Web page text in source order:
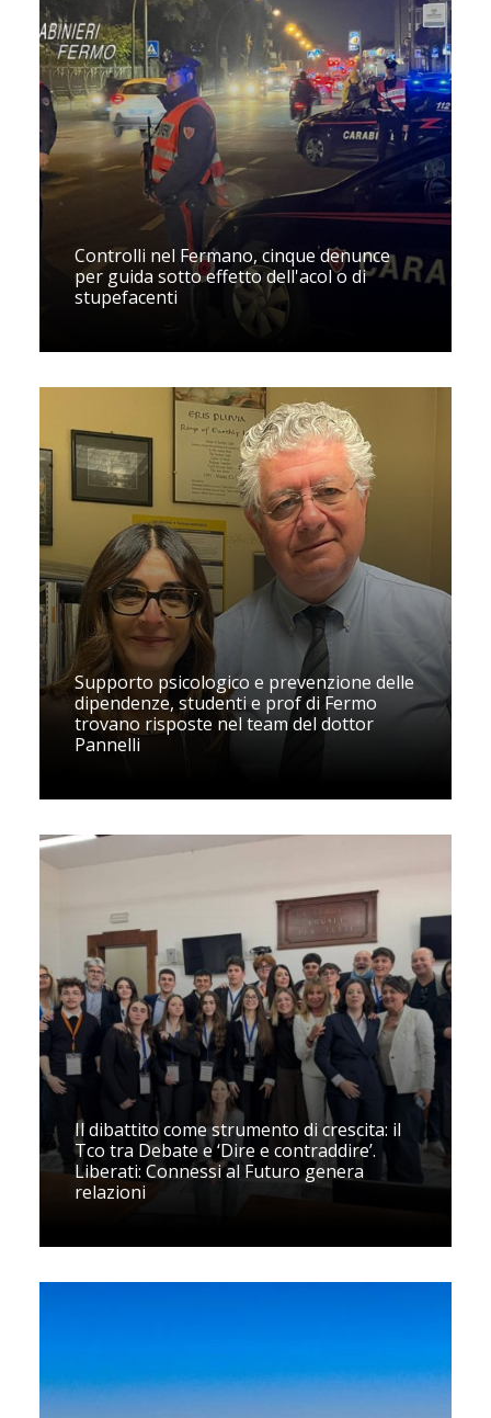
Controlli nel Fermano, cinque denunce
per guida sotto effetto dell'acol o di
stupefacenti
Supporto psicologico e prevenzione delle
dipendenze, studenti e prof di Fermo
trovano risposte nel team del dottor
Pannelli
Il dibattito come strumento di crescita: il
Tco tra Debate e ‘Dire e contraddire’.
Liberati: Connessi al Futuro genera
relazioni